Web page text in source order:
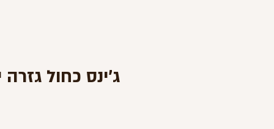
ג'ינס כחול